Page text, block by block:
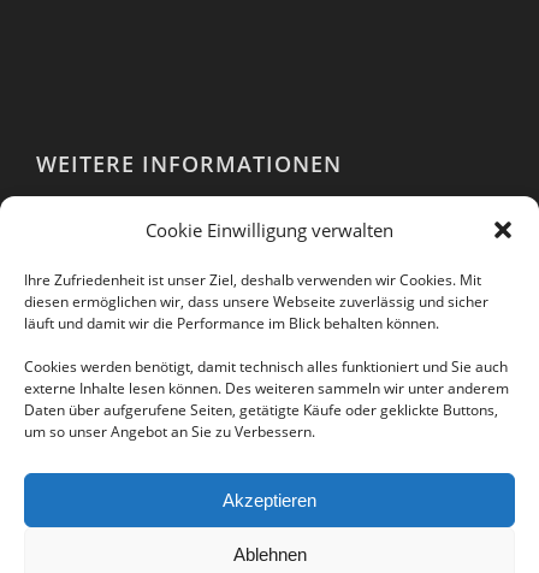
Cookie Einwilligung verwalten
Ihre Zufriedenheit ist unser Ziel, deshalb verwenden wir Cookies. Mit
diesen ermöglichen wir, dass unsere Webseite zuverlässig und sicher
läuft und damit wir die Performance im Blick behalten können.
Cookies werden benötigt, damit technisch alles funktioniert und Sie auch
externe Inhalte lesen können. Des weiteren sammeln wir unter anderem
Daten über aufgerufene Seiten, getätigte Käufe oder geklickte Buttons,
um so unser Angebot an Sie zu Verbessern.
Akzeptieren
Ablehnen
WEITERE INFORMATIONEN
AGB
EULA
Datenschutzerklärung
Folgen Sie uns auch in unseren sozialen